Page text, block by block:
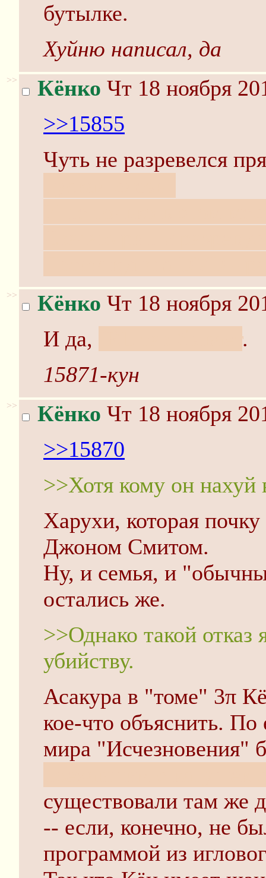
бутылке.
Хуйню написал, да
>> Кёнко Чт 18 ноября
>>15855
Чуть не разревелся
>> Кёнко Чт 18 ноября
И да,
.
15871-кун
>> Кёнко Чт 18 ноября
>>15870
>>Хотя кому он
Харухи, которая почку
Джоном Смитом.
Ну, и семья, и
остались же.
>>Однако такой отказ
убийству.
Асакура в "томе" 3π
кое-что объяснить.
мира "Исчезновения"
существовали там же
-- если, конечно, не
программой из